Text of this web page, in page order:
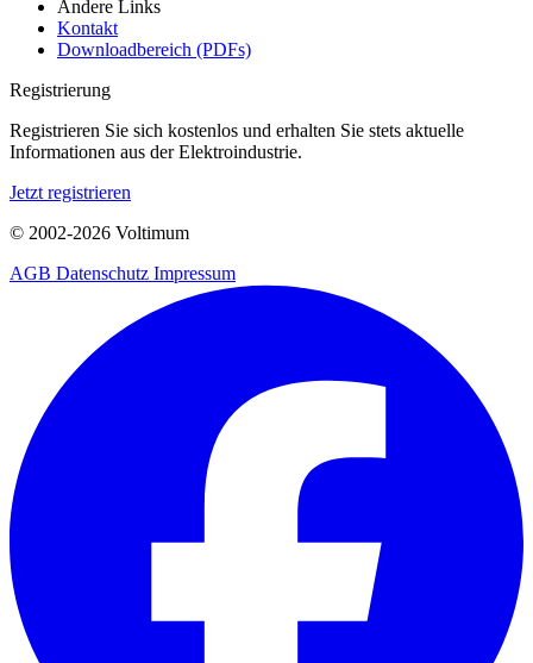
Andere Links
Kontakt
Downloadbereich (PDFs)
Registrierung
Registrieren Sie sich kostenlos und erhalten Sie stets aktuelle
Informationen aus der Elektroindustrie.
Jetzt registrieren
© 2002-2026 Voltimum
AGB Datenschutz Impressum